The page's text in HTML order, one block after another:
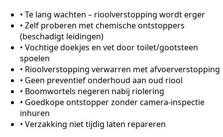
• Te lang wachten – rioolverstopping wordt erger
• Zelf proberen met chemische ontstoppers
(beschadigt leidingen)
• Vochtige doekjes en vet door toilet/gootsteen
spoelen
• Rioolverstopping verwarren met afvoerverstopping
• Geen preventief onderhoud aan oud riool
• Boomwortels negeren nabij riolering
• Goedkope ontstopper zonder camera-inspectie
inhuren
• Verzakking niet tijdig laten repareren